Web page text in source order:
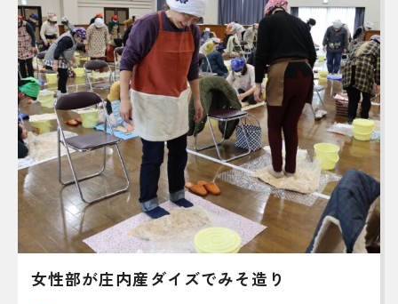
女性部が庄内産ダイズでみそ造り